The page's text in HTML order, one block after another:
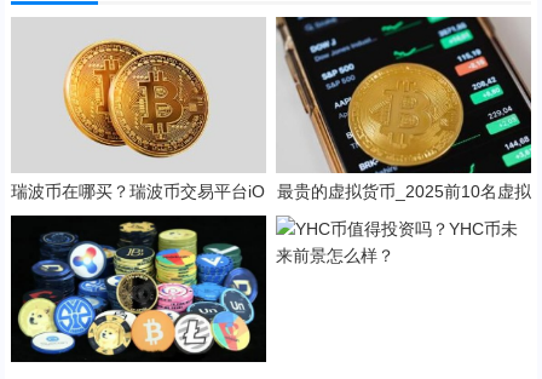
瑞波币在哪买？瑞波币交易平台iO
S版v6.8.6
最贵的虚拟货币_2025前10名虚拟
币交易平台排行榜